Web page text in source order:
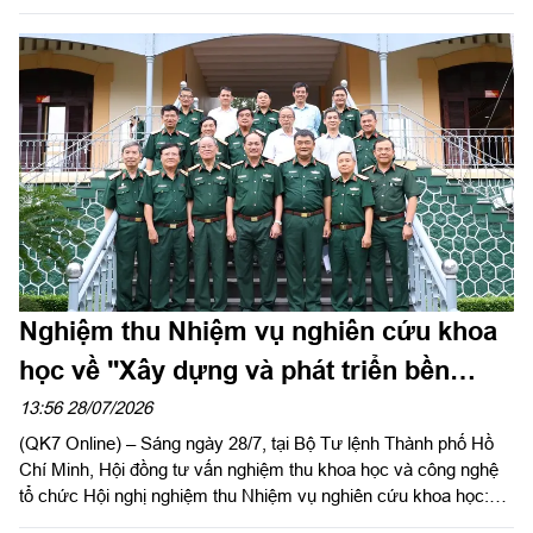
Nghiệm thu Nhiệm vụ nghiên cứu khoa
học về "Xây dựng và phát triển bền
vững tiềm lực quốc phòng Thành phố
Hồ Chí Minh trong thời kỳ mới"
13:56 28/07/2026
(QK7 Online) – Sáng ngày 28/7, tại Bộ Tư lệnh Thành phố Hồ
Chí Minh, Hội đồng tư vấn nghiệm thu khoa học và công nghệ
tổ chức Hội nghị nghiệm thu Nhiệm vụ nghiên cứu khoa học: